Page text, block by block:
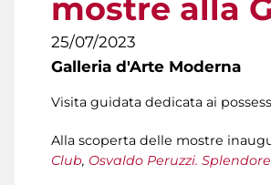
mostre alla
25/07/2023
Galleria d'Arte Moderna
Visita guidata dedicata ai
Alla scoperta delle mostre
Club, Osvaldo Peruzzi.